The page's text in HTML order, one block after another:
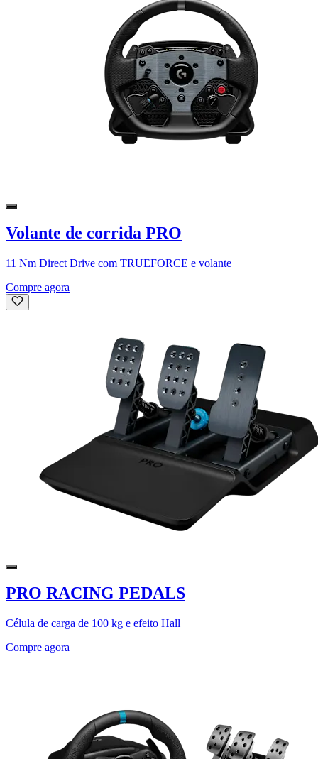
Volante de corrida PRO
11 Nm Direct Drive com TRUEFORCE e volante
Compre agora
PRO RACING PEDALS
Célula de carga de 100 kg e efeito Hall
Compre agora